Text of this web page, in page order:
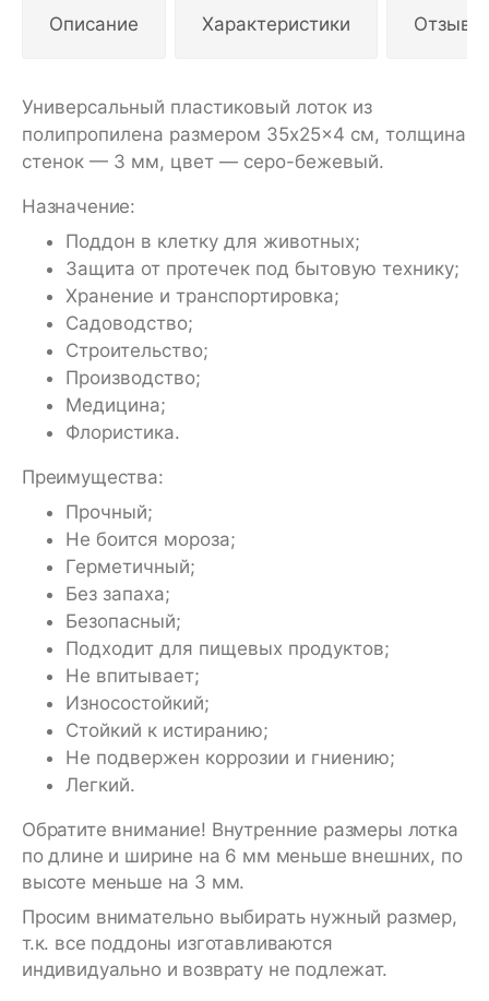
Описание Характеристики
Универсальный пластиковый лоток из
полипропилена размером 35x25x4 см, толщина
стенок — 3 мм, цвет — серо-бежевый.
Назначение:
Поддон в клетку для животных;
Защита от протечек под бытовую технику;
Хранение и транспортировка;
Садоводство;
Строительство;
Производство;
Медицина;
Флористика.
Преимущества:
Прочный;
Не боится мороза;
Герметичный;
Без запаха;
Безопасный;
Подходит для пищевых продуктов;
Не впитывает;
Износостойкий;
Стойкий к истиранию;
Не подвержен коррозии и гниению;
Легкий.
Обратите внимание! Внутренние размеры лотка
по длине и ширине на 6 мм меньше внешних, по
высоте меньше на 3 мм.
Просим внимательно выбирать нужный размер,
т.к. все поддоны изготавливаются
индивидуально и возврату не подлежат.